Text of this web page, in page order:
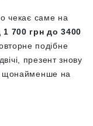
чекає саме на
700 грн до 3400
подібне
презент знову
щонайменше на